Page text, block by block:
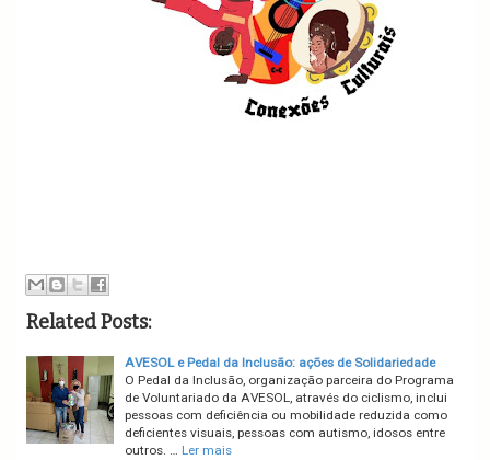
Related Posts:
AVESOL e Pedal da Inclusão: ações de Solidariedade
O Pedal da Inclusão, organização parceira do Programa
de Voluntariado da AVESOL, através do ciclismo, inclui
pessoas com deficiência ou mobilidade reduzida como
deficientes visuais, pessoas com autismo, idosos entre
outros. … Ler mais